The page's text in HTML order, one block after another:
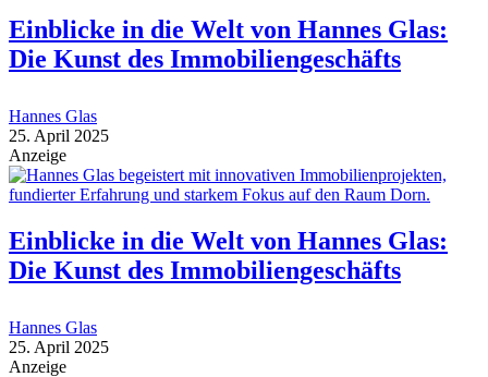
Einblicke in die Welt von Hannes Glas:
Die Kunst des Immobiliengeschäfts
Hannes Glas
25. April 2025
Anzeige
Einblicke in die Welt von Hannes Glas:
Die Kunst des Immobiliengeschäfts
Hannes Glas
25. April 2025
Anzeige